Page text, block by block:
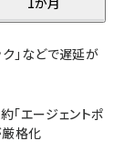
」などで遅延が
エージェントポ
厳格化